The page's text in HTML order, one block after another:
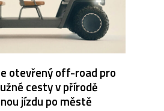
otevřený off-road pro
cesty v přírodě
jízdu po městě